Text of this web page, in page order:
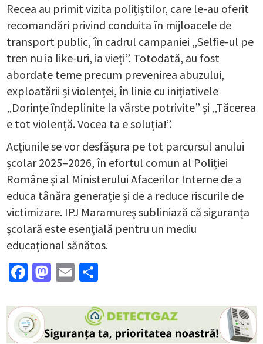
Recea au primit vizita polițiștilor, care le-au oferit
recomandări privind conduita în mijloacele de
transport public, în cadrul campaniei „Selfie-ul pe
tren nu ia like-uri, ia vieți”. Totodată, au fost
abordate teme precum prevenirea abuzului,
exploatării și violenței, în linie cu inițiativele
„Dorințe îndeplinite la vârste potrivite” și „Tăcerea
e tot violență. Vocea ta e soluția!”.
Acțiunile se vor desfășura pe tot parcursul anului
școlar 2025–2026, în efortul comun al Poliției
Române și al Ministerului Afacerilor Interne de a
educa tânăra generație și de a reduce riscurile de
victimizare. IPJ Maramureș subliniază că siguranța
școlară este esențială pentru un mediu
educațional sănătos.
Facebook
Mastodon
Email